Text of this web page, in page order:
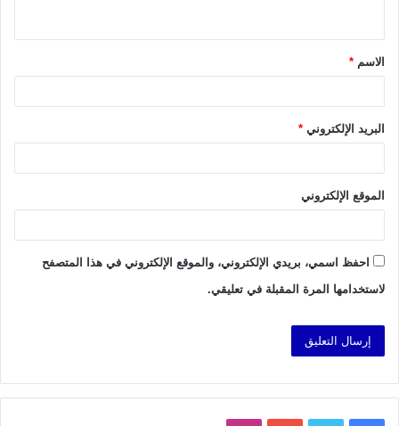
ق
*الاسم *
البريد الإلكتروني *
الموقع الإلكتروني
احفظ اسمي، بريدي الإلكتروني، والموقع الإلكتروني في هذا المتصفح
لاستخدامها المرة المقبلة في تعليقي.